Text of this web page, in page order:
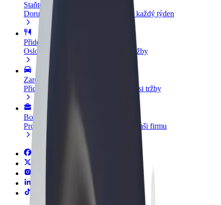
Staňte se kurýrem
Doručujte jídlo a dostávejte výplatu každý týden
Přidejte restauraci nebo obchod
Oslovte více zákazníků a zvyšte si tržby
Zaregistrujte se jako flotilový partner
Přidejte svou flotilu k Boltu a zvyšte si tržby
Bolt for Business
Produkty a služby Boltu přesně pro vaši firmu